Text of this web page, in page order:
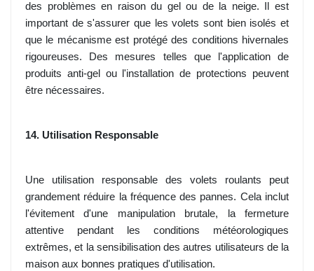
des problèmes en raison du gel ou de la neige. Il est
important de s'assurer que les volets sont bien isolés et
que le mécanisme est protégé des conditions hivernales
rigoureuses. Des mesures telles que l'application de
produits anti-gel ou l'installation de protections peuvent
être nécessaires.
14. Utilisation Responsable
Une utilisation responsable des volets roulants peut
grandement réduire la fréquence des pannes. Cela inclut
l'évitement d'une manipulation brutale, la fermeture
attentive pendant les conditions météorologiques
extrêmes, et la sensibilisation des autres utilisateurs de la
maison aux bonnes pratiques d'utilisation.